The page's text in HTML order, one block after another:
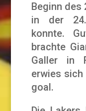
Beginn des
in der 24.
konnte.
brachte
Galler in
erwies sich
goal.